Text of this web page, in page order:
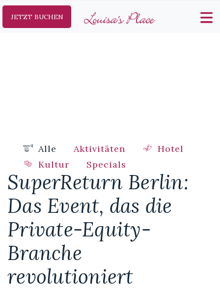
JETZT BUCHEN
Alle Aktivitäten
Hotel
Kultur
Specials
SuperReturn Berlin:
Das Event, das die
Private-Equity-
Branche
revolutioniert